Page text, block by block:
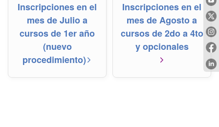
Inscripciones en el
mes de Julio a
cursos de 1er año
(nuevo
procedimiento) ar
Inscripciones en el
mes de Agosto a
cursos de 2do a 4to
y opcionales
arrow_forward_ios